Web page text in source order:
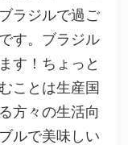
ラジルで過ご
す。ブラジル
す！ちょっと
ことは生産国
方々の生活向
ルで美味しい